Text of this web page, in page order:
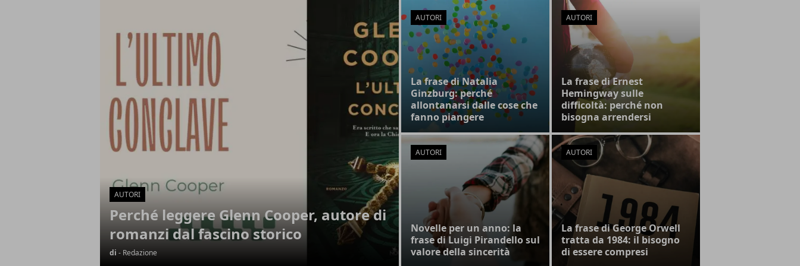
AUTORI
Perché leggere Glenn Cooper, autore di
romanzi dal fascino storico
di - Redazione
AUTORI
La frase di Natalia
Ginzburg: perché
allontanarsi dalle cose che
fanno piangere
AUTORI
La frase di Ernest
Hemingway sulle
difficoltà: perché non
bisogna arrendersi
AUTORI
Novelle per un anno: la
frase di Luigi Pirandello sul
valore della sincerità
AUTORI
La frase di George Orwell
tratta da 1984: il bisogno
di essere compresi